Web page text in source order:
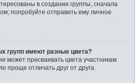
в создании группы, сначала
попробуйте отправить ему личное
групп имеют разные цвета?
может присваивать цвета участникам
проще отличать друг от друга.